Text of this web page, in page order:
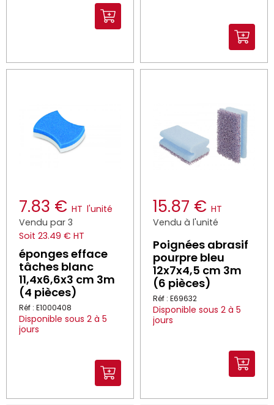
7.83 € HT l'unité
Vendu par 3
Soit 23.49 € HT
éponges efface
tâches blanc
11,4x6,6x3 cm 3m
(4 pièces)
Réf : E1000408
Disponible sous 2 à 5
jours
15.87 € HT
Vendu à l'unité
Poignées abrasif
pourpre bleu
12x7x4,5 cm 3m
(6 pièces)
Réf : E69632
Disponible sous 2 à 5
jours